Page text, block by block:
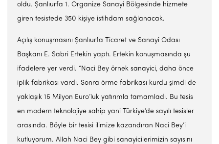
oldu. Şanlıurfa 1. Organize Sanayi Bölgesinde hizmete
giren tesistede 350 kişiye istihdam sağlanacak.
Açılış konuşmasını Şanlıurfa Ticaret ve Sanayi Odası
Başkanı E. Sabri Ertekin yaptı. Ertekin konuşmasında şu
ifadelere yer verdi. “Naci Bey örnek sanayici, daha önce
iplik fabrikası vardı. Sonra örme fabrikası kurdu şimdi de
yaklaşık 16 Milyon Euro’luk yatırımla tamamladı. Bu tesis
en modern teknolojiye sahip yani Türkiye’de sayılı tesisler
arasında. Böyle bir tesisi ilimize kazandıran Naci Bey’i
kutluyorum. Allah Naci Bey gibi sanayicilerimizin sayısını